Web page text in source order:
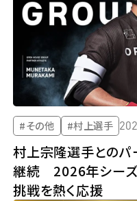
#その他 #村上選手
村上宗隆選手とのパ
継続 2026年シーズ
挑戦を熱く応援